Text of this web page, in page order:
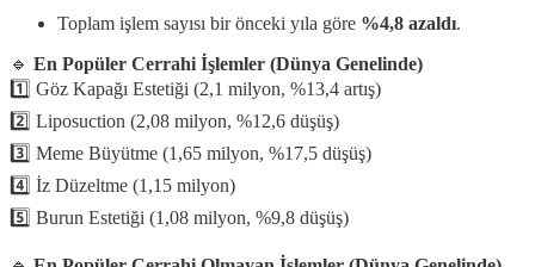
Toplam işlem sayısı bir önceki yıla göre %4,8 azaldı.
🔹 En Popüler Cerrahi İşlemler (Dünya Genelinde)
1️⃣ Göz Kapağı Estetiği (2,1 milyon, %13,4 artış)
2️⃣ Liposuction (2,08 milyon, %12,6 düşüş)
3️⃣ Meme Büyütme (1,65 milyon, %17,5 düşüş)
4️⃣ İz Düzeltme (1,15 milyon)
5️⃣ Burun Estetiği (1,08 milyon, %9,8 düşüş)